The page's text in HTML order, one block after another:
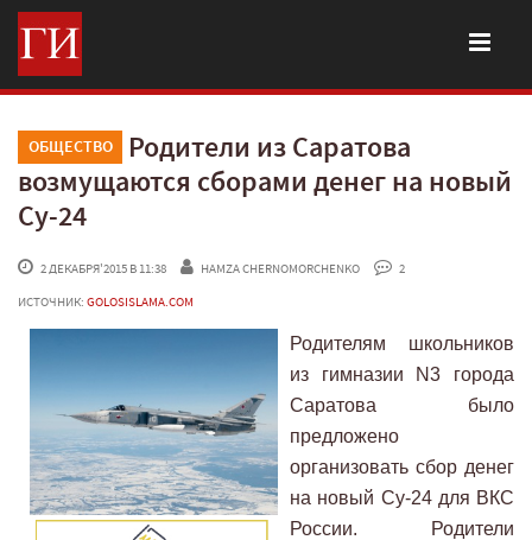
ОБЩЕСТВО
Родители из Саратова
возмущаются сборами денег на новый
Су-24
2 ДЕКАБРЯ'2015 В 11:38 HAMZA CHERNOMORCHENKO
2
ИСТОЧНИК: GOLOSISLAMA.COM
Родителям школьников
из гимназии N3 города
Саратова было
предложено
организовать сбор денег
на новый Су-24 для ВКС
России. Родители